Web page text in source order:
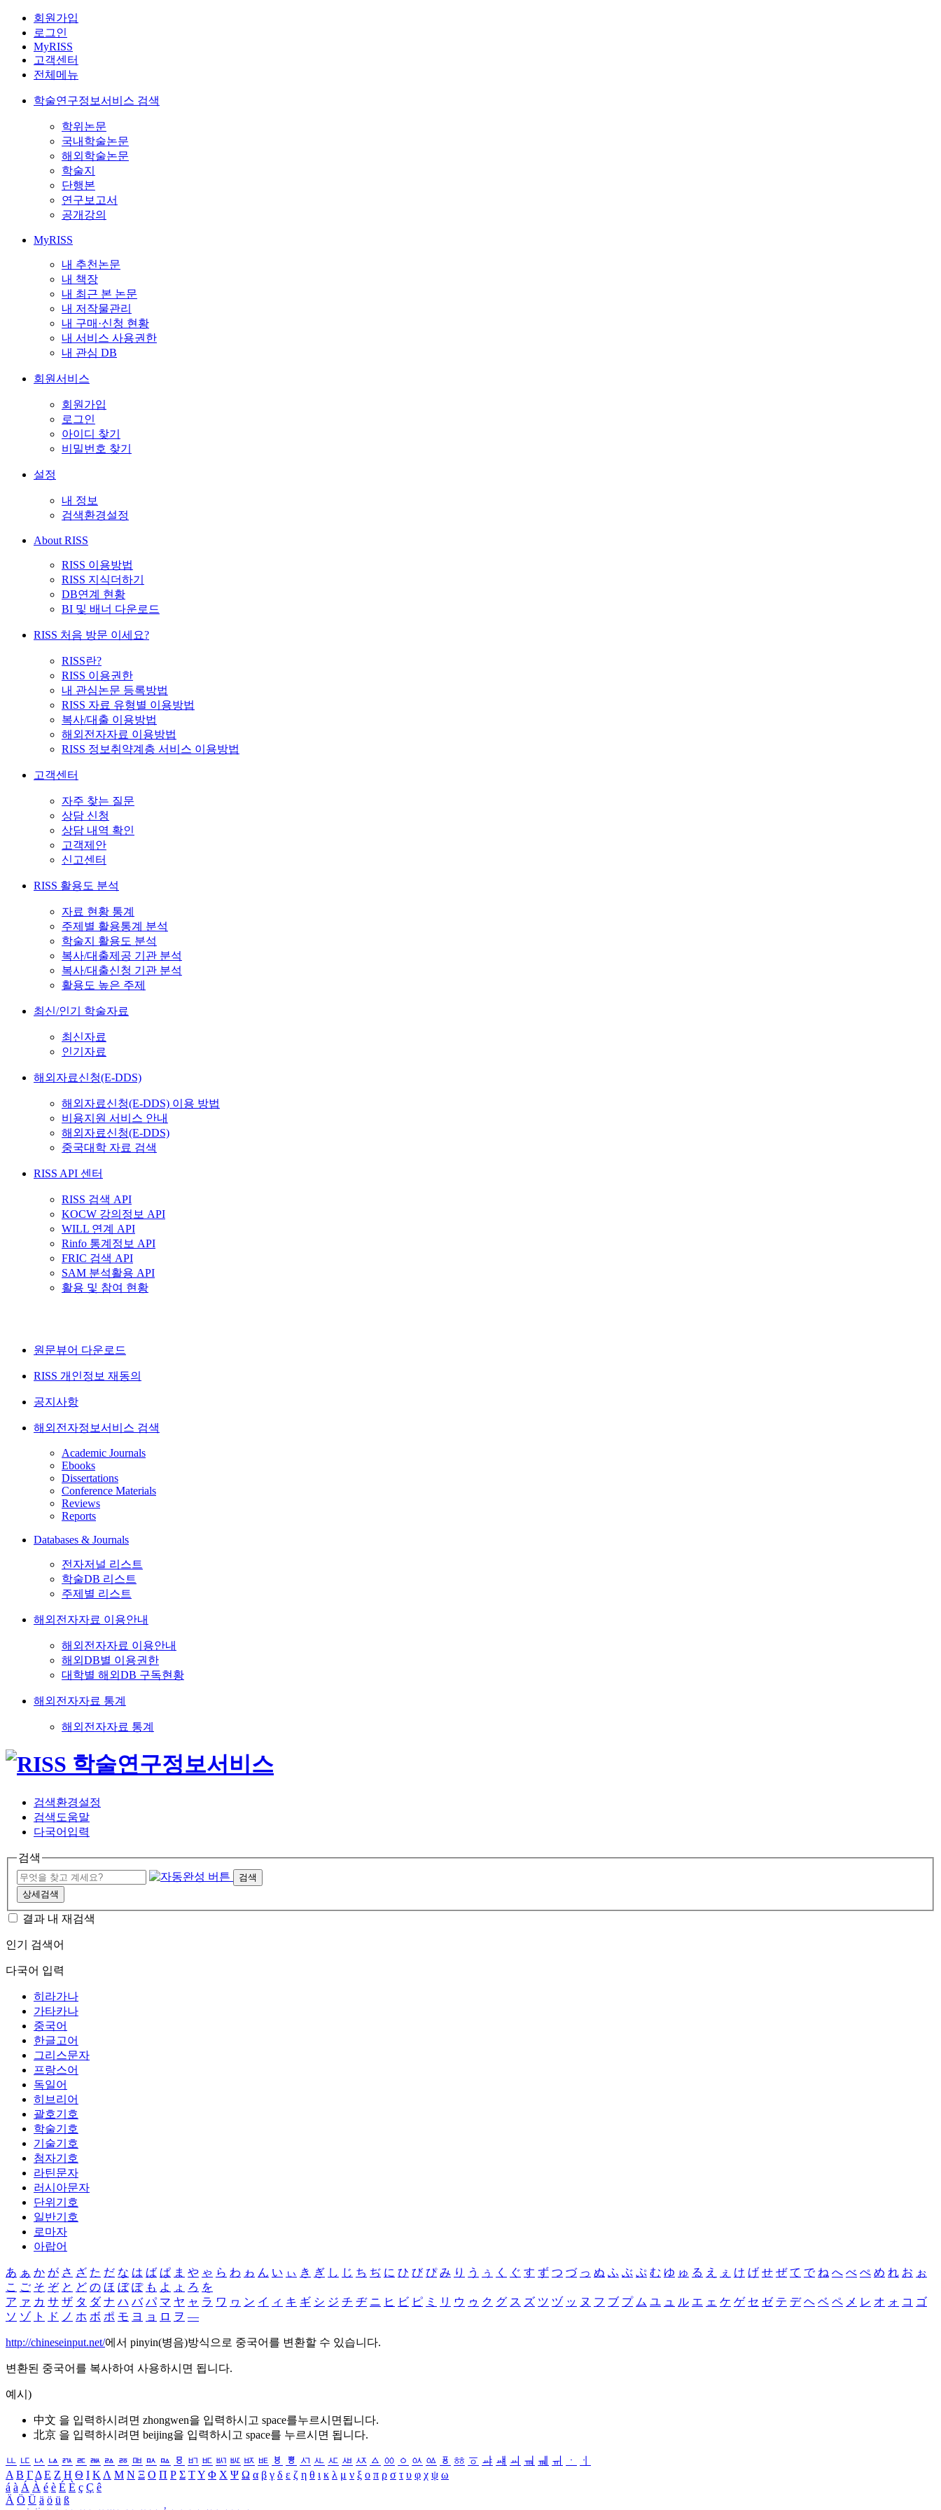
회원가입
로그인
MyRISS
고객센터
전체메뉴
학술연구정보서비스 검색
학위논문
국내학술논문
해외학술논문
학술지
단행본
연구보고서
공개강의
MyRISS
내 추천논문
내 책장
내 최근 본 논문
내 저작물관리
내 구매·신청 현황
내 서비스 사용권한
내 관심 DB
회원서비스
회원가입
로그인
아이디 찾기
비밀번호 찾기
설정
내 정보
검색환경설정
About RISS
RISS 이용방법
RISS 지식더하기
DB연계 현황
BI 및 배너 다운로드
RISS 처음 방문 이세요?
RISS란?
RISS 이용권한
내 관심논문 등록방법
RISS 자료 유형별 이용방법
복사/대출 이용방법
해외전자자료 이용방법
RISS 정보취약계층 서비스 이용방법
고객센터
자주 찾는 질문
상담 신청
상담 내역 확인
고객제안
신고센터
RISS 활용도 분석
자료 현황 통계
주제별 활용통계 분석
학술지 활용도 분석
복사/대출제공 기관 분석
복사/대출신청 기관 분석
활용도 높은 주제
최신/인기 학술자료
최신자료
인기자료
해외자료신청(E-DDS)
해외자료신청(E-DDS) 이용 방법
비용지원 서비스 안내
해외자료신청(E-DDS)
중국대학 자료 검색
RISS API 센터
RISS 검색 API
KOCW 강의정보 API
WILL 연계 API
Rinfo 통계정보 API
FRIC 검색 API
SAM 분석활용 API
활용 및 참여 현황
원문뷰어 다운로드
RISS 개인정보 재동의
공지사항
해외전자정보서비스 검색
Academic Journals
Ebooks
Dissertations
Conference Materials
Reviews
Reports
Databases & Journals
전자저널 리스트
학술DB 리스트
주제별 리스트
해외전자자료 이용안내
해외전자자료 이용안내
해외DB별 이용권한
대학별 해외DB 구독현황
해외전자자료 통계
해외전자자료 통계
검색환경설정
검색도움말
다국어입력
검색
검색
상세검색
결과 내 재검색
인기 검색어
다국어 입력
히라가나
가타카나
중국어
한글고어
그리스문자
프랑스어
독일어
히브리어
괄호기호
학술기호
기술기호
첨자기호
라틴문자
러시아문자
단위기호
일반기호
로마자
아랍어
あ ぁ か が さ ざ た だ な は ば ぱ ま や ゃ ら わ ゎ ん い ぃ き ぎ し じ ち ぢ に ひ び ぴ み り う ぅ く ぐ す ず つ づ っ ぬ ふ ぶ ぷ む ゆ ゅ る え ぇ け げ せ ぜ て で ね へ べ ぺ め れ お ぉ
こ ご そ ぞ と ど の ほ ぼ ぽ も よ ょ ろ を
ア ァ カ サ ザ タ ダ ナ ハ バ パ マ ヤ ャ ラ ワ ヮ ン イ ィ キ ギ シ ジ チ ヂ ニ ヒ ビ ピ ミ リ ウ ゥ ク グ ス ズ ツ ヅ ッ ヌ フ ブ プ ム ユ ュ ル エ ェ ケ ゲ セ ゼ テ デ ヘ ベ ペ メ レ オ ォ コ ゴ
ソ ゾ ト ド ノ ホ ボ ポ モ ヨ ョ ロ ヲ ―
http://chineseinput.net/에서 pinyin(병음)방식으로 중국어를 변환할 수 있습니다.
변환된 중국어를 복사하여 사용하시면 됩니다.
예시)
中文 을 입력하시려면 zhongwen을 입력하시고 space를누르시면됩니다.
北京 을 입력하시려면 beijing을 입력하시고 space를 누르시면 됩니다.
ㅥ ㅦ ㅧ ㅨ ㅩ ㅪ ㅫ ㅬ ㅭ ㅮ ㅯ ㅰ ㅱ ㅲ ㅳ ㅴ ㅵ ㅶ ㅷ ㅸ ㅹ ㅺ ㅻ ㅼ ㅽ ㅾ ㅿ ㆀ ㆁ ㆂ ㆃ ㆄ ㆅ ㆆ ㆇ ㆈ ㆉ ㆊ ㆋ ㆌ ㆍ
ㆎ
Α Β ΓΔ Ε Ζ Η Θ Ι ΚΛ Μ Ν Ξ Ο Π Ρ Σ ΤΥ Φ Χ Ψ Ω α β γ δ ε ζ η θ ι κ λ μ ν ξ ο π ρ σ τ υ φ χ ψ ω
á à Á À é è É È ç Ç ê
Ä Ö Ü ä ö ü ß